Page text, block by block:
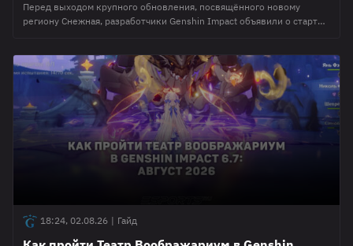
Перед выходом крупного обновления, посвящённого новому
региону Снежная, разработчики Genshin Impact объявили о старте
редакция Esports.ru расскажет об акции "Вкусно — и точка" с
"Геншином" и о том, как получить все награды. 🎁 Награды
коллаборации "Геншин" и
18:24, 02.08.26 | Гайд